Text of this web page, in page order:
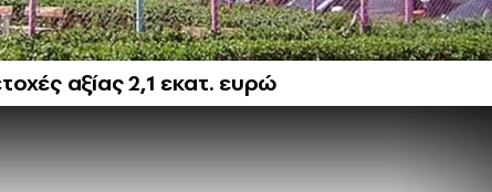
αξίας 2,1 εκατ. ευρώ